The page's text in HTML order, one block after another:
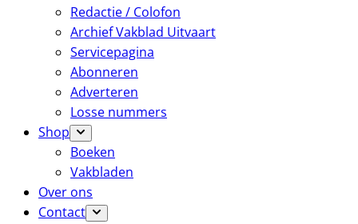
Redactie / Colofon
Archief Vakblad Uitvaart
Servicepagina
Abonneren
Adverteren
Losse nummers
Shop
Boeken
Vakbladen
Over ons
Contact